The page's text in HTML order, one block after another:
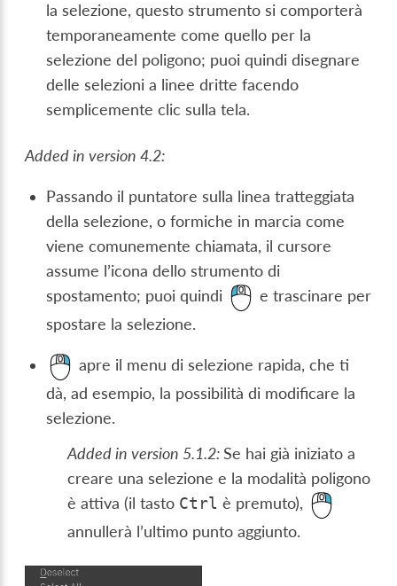
la selezione, questo strumento si comporterà
temporaneamente come quello per la
selezione del poligono; puoi quindi disegnare
delle selezioni a linee dritte facendo
semplicemente clic sulla tela.
Added in version 4.2:
Passando il puntatore sulla linea tratteggiata
della selezione, o formiche in marcia come
viene comunemente chiamata, il cursore
assume l’icona dello strumento di
spostamento; puoi quindi
e trascinare per
spostare la selezione.
apre il menu di selezione rapida, che ti
dà, ad esempio, la possibilità di modificare la
selezione.
Added in version 5.1.2:Se hai già iniziato a
creare una selezione e la modalità poligono
è attiva (il tasto Ctrl è premuto),
annullerà l’ultimo punto aggiunto.